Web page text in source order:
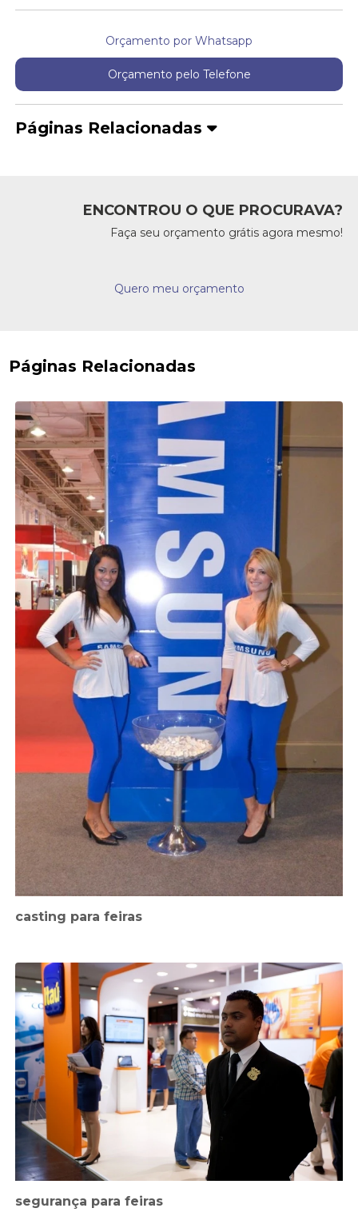
Orçamento por Whatsapp
Orçamento pelo Telefone
Páginas Relacionadas
ENCONTROU O QUE PROCURAVA?
Faça seu orçamento grátis agora mesmo!
Quero meu orçamento
Páginas Relacionadas
casting para feiras
segurança para feiras